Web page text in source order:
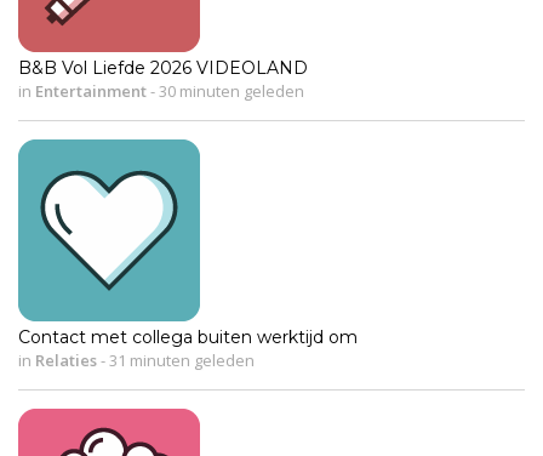
B&B Vol Liefde 2026 VIDEOLAND
in Entertainment-30 minuten geleden
Contact met collega buiten werktijd om
in Relaties-31 minuten geleden